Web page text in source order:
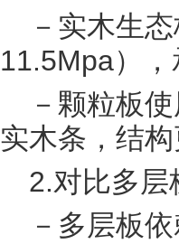
－实木生
11.5Mpa），
－颗粒板
实木条，结构
2.对比多层
－多层板